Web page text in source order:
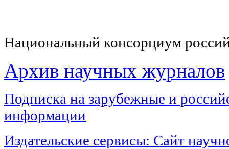
Национальный консорциум
Архив научных журналов
Подписка на зарубежные и
информации
Издательские сервисы: Сайт